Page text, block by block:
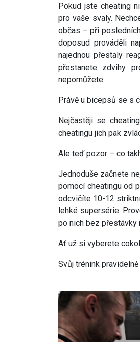
Pokud jste cheating
pro vaše svaly.
občas – při
doposud prováděli
najednou přestaly
přestanete zdvihy
nepomůžete.
Právě u bicepsů se s
Nejčastěji se
cheatingu jich pak
Ale teď pozor – co
Jednoduše začnete
pomocí cheatingu od
odcvičíte 10-12
lehké supersérie.
po nich bez přestávky
Ať už si vyberete
Svůj trénink